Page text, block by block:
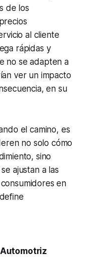
de los
al cliente
rápidas y
no se adapten a
ver un impacto
en su
el camino, es
no solo cómo
sino
ajustan a las
en